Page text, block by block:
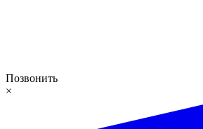
Позвонить
×